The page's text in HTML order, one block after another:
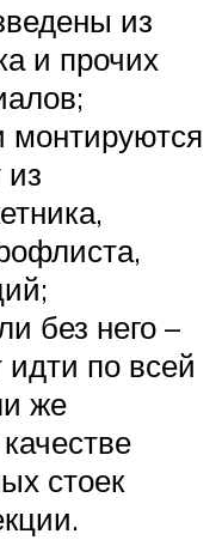
из
и прочих
монтируются
из
без него –
по всей
же
стоек